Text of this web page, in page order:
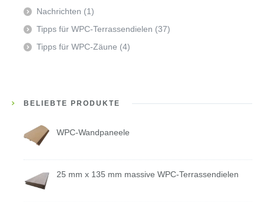
Nachrichten (1)
Tipps für WPC-Terrassendielen (37)
Tipps für WPC-Zäune (4)
BELIEBTE PRODUKTE
WPC-Wandpaneele
25 mm x 135 mm massive WPC-Terrassendielen